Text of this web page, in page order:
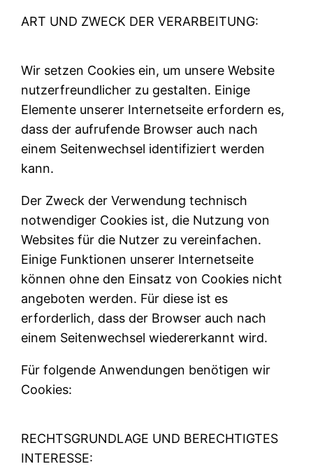
ART UND ZWECK DER VERARBEITUNG:
Wir setzen Cookies ein, um unsere Website
nutzerfreundlicher zu gestalten. Einige
Elemente unserer Internetseite erfordern es,
dass der aufrufende Browser auch nach
einem Seitenwechsel identifiziert werden
kann.
Der Zweck der Verwendung technisch
notwendiger Cookies ist, die Nutzung von
Websites für die Nutzer zu vereinfachen.
Einige Funktionen unserer Internetseite
können ohne den Einsatz von Cookies nicht
angeboten werden. Für diese ist es
erforderlich, dass der Browser auch nach
einem Seitenwechsel wiedererkannt wird.
Für folgende Anwendungen benötigen wir
Cookies:
RECHTSGRUNDLAGE UND BERECHTIGTES
INTERESSE: